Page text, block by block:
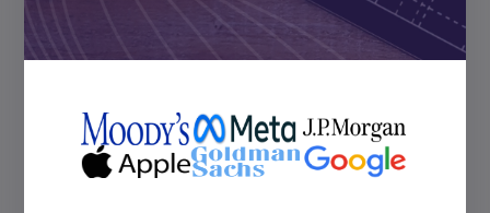
4min Read JULY 7, 2026
Comment investir sur les
marchés afric...